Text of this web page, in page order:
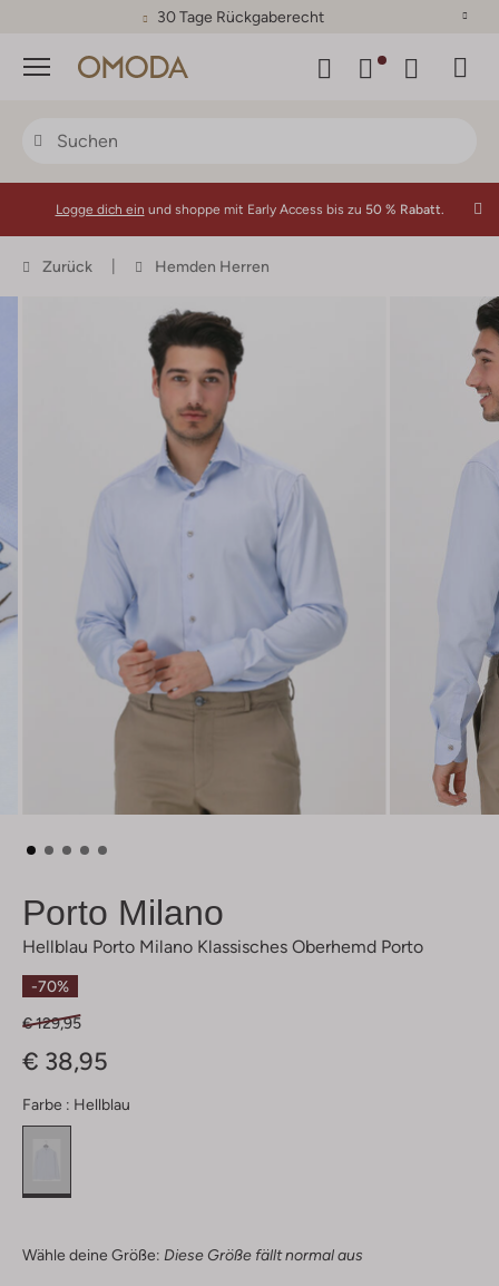
30 Tage Rückgaberecht
Menü
Logge dich ein und shoppe mit Early Access bis zu 50 % Rabatt.
Zurück Hemden Herren
Porto Milano
Hellblau Porto Milano Klassisches Oberhemd Porto
-70%
€ 129,95
€ 38,95
Farbe : Hellblau
Wähle deine Größe: Diese Größe fällt normal aus